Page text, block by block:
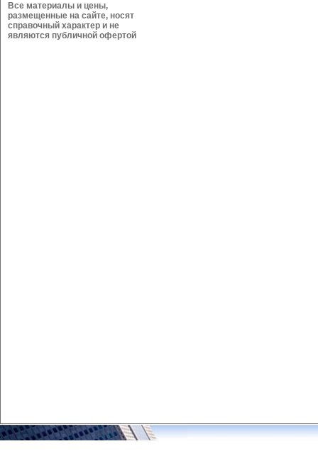
Все материалы и цены,
размещенные на сайте, носят
справочный характер и не
являются публичной офертой